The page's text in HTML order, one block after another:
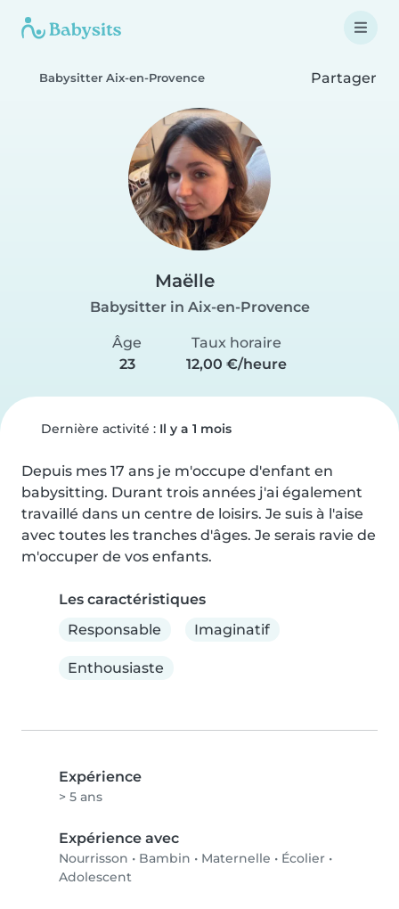
Babysitter Aix-en-Provence Partager
Maëlle
Babysitter in Aix-en-Provence
Âge
23
Taux horaire
12,00 €/heure
Dernière activité : Il y a 1 mois
Depuis mes 17 ans je m'occupe d'enfant en
babysitting. Durant trois années j'ai également
travaillé dans un centre de loisirs. Je suis à l'aise
avec toutes les tranches d'âges. Je serais ravie de
m'occuper de vos enfants.
Les caractéristiques
Responsable
Imaginatif
Enthousiaste
Expérience
> 5 ans
Expérience avec
Nourrisson • Bambin • Maternelle • Écolier •
Adolescent